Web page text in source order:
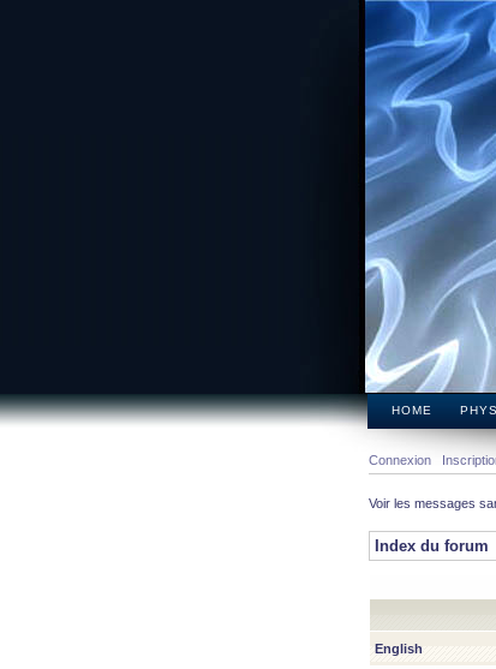
HOME
Connexion
Voir les messages
Index du forum
English